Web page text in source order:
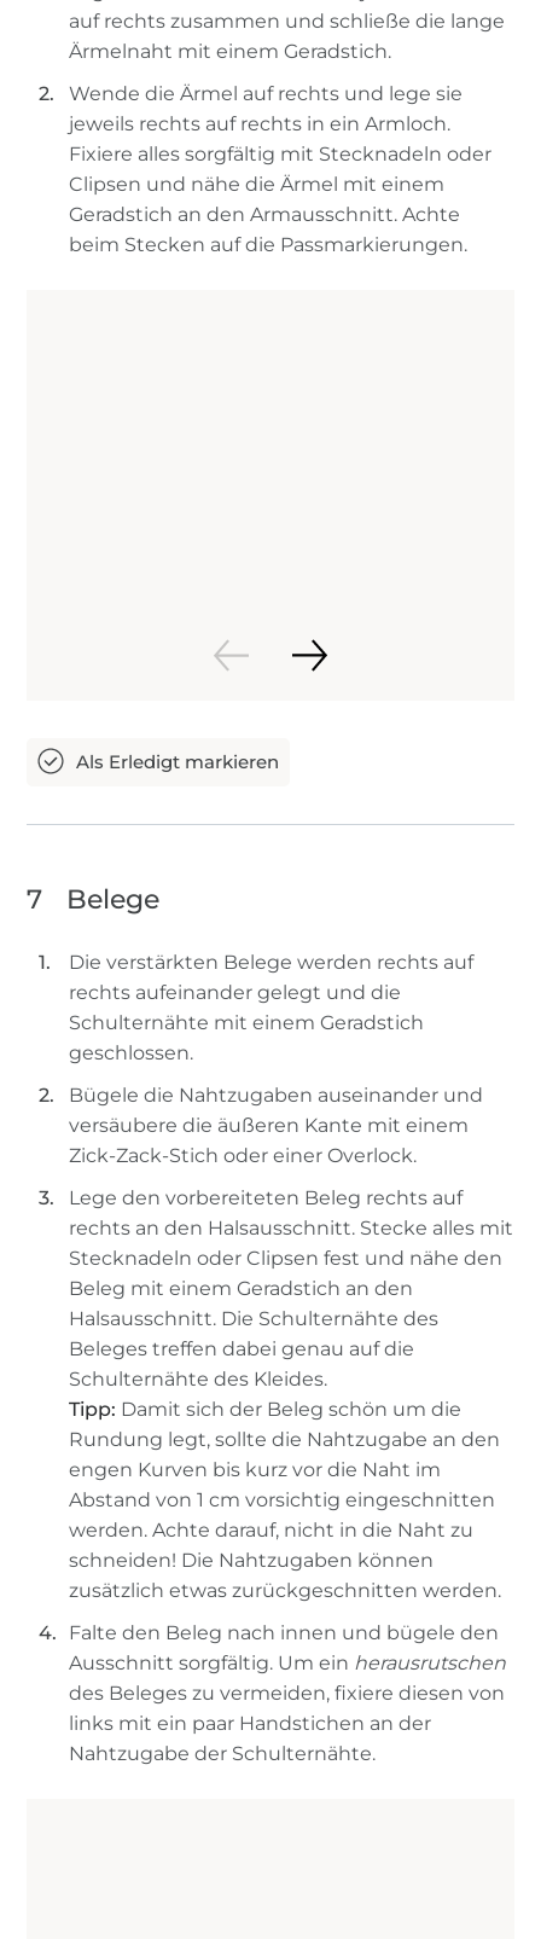
auf rechts zusammen und schließe die lange
Ärmelnaht mit einem Geradstich.
Wende die Ärmel auf rechts und lege sie
jeweils rechts auf rechts in ein Armloch.
Fixiere alles sorgfältig mit Stecknadeln oder
Clipsen und nähe die Ärmel mit einem
Geradstich an den Armausschnitt. Achte
beim Stecken auf die Passmarkierungen.
7 Belege
Die verstärkten Belege werden rechts auf
rechts aufeinander gelegt und die
Schulternähte mit einem Geradstich
geschlossen.
Bügele die Nahtzugaben auseinander und
versäubere die äußeren Kante mit einem
Zick-Zack-Stich oder einer Overlock.
Lege den vorbereiteten Beleg rechts auf
rechts an den Halsausschnitt. Stecke alles mit
Stecknadeln oder Clipsen fest und nähe den
Beleg mit einem Geradstich an den
Halsausschnitt. Die Schulternähte des
Beleges treffen dabei genau auf die
Schulternähte des Kleides.
Tipp: Damit sich der Beleg schön um die
Rundung legt, sollte die Nahtzugabe an den
engen Kurven bis kurz vor die Naht im
Abstand von 1 cm vorsichtig eingeschnitten
werden. Achte darauf, nicht in die Naht zu
schneiden! Die Nahtzugaben können
zusätzlich etwas zurückgeschnitten werden.
Falte den Beleg nach innen und bügele den
Ausschnitt sorgfältig. Um ein herausrutschen
des Beleges zu vermeiden, fixiere diesen von
links mit ein paar Handstichen an der
Nahtzugabe der Schulternähte.